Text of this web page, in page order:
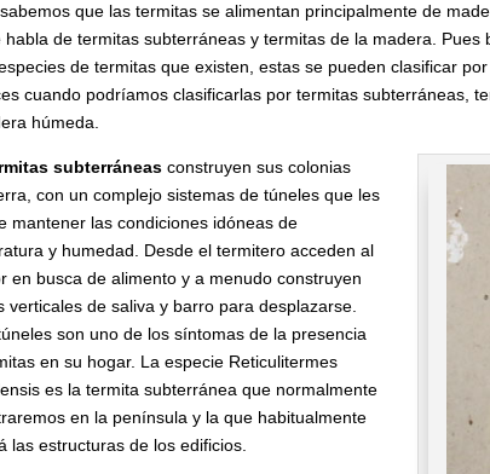
que las termitas se alimentan principalmente de
habla de termitas subterráneas y termitas de la madera.
de termitas que existen, estas se pueden clasificar
cuando podríamos clasificarlas por termitas subterráneas,
húmeda.
subterráneas construyen sus colonias
con un complejo sistemas de túneles que les
mantener las condiciones idóneas de
y humedad. Desde el termitero acceden al
en busca de alimento y a menudo construyen
verticales de saliva y barro para desplazarse.
son uno de los síntomas de la presencia
en su hogar. La especie Reticulitermes
es la termita subterránea que normalmente
en la península y la que habitualmente
las estructuras de los edificios.